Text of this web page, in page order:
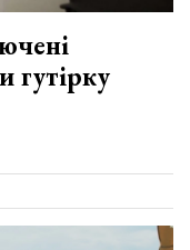
гутірку